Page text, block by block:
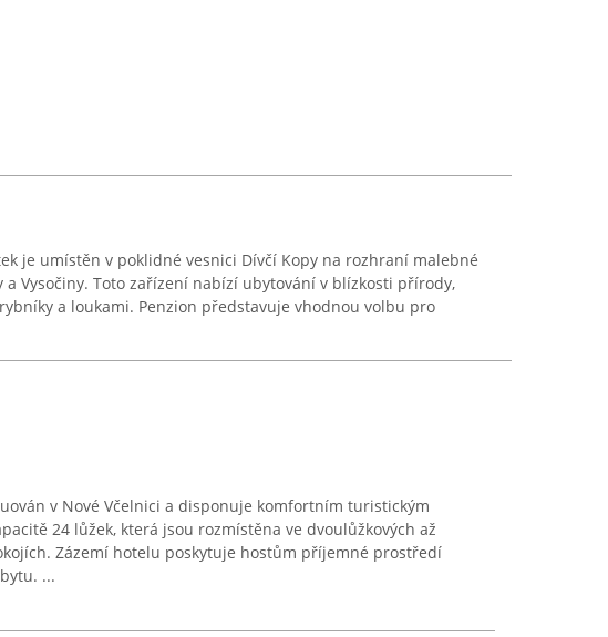
je umístěn v poklidné vesnici Dívčí Kopy na rozhraní malebné
a Vysočiny. Toto zařízení nabízí ubytování v blízkosti přírody,
a loukami. Penzion představuje vhodnou volbu pro
v Nové Včelnici a disponuje komfortním turistickým
24 lůžek, která jsou rozmístěna ve dvoulůžkových až
Zázemí hotelu poskytuje hostům příjemné prostředí
...